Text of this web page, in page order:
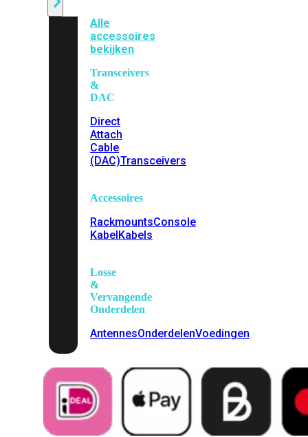
Alle
accessoires
bekijken
Transceivers
&
DAC
Direct
Attach
Cable
(DAC)Transceivers
Accessoires
RackmountsConsole
KabelKabels
Losse
&
Vervangende
Onderdelen
AntennesOnderdelenVoedingen